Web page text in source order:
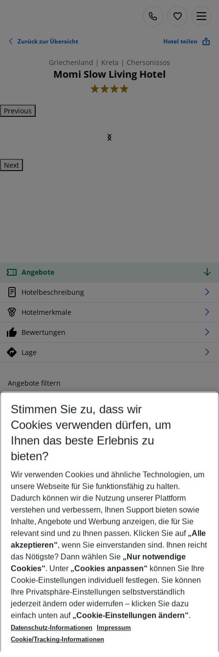
Zurück zur Übersicht Hotel teilen
Griechenland | Kreta | Chersonissos
Momi Slow Living Hotel
4
Previous
Next
Angebote
Hotelbeschreibung
Hotelmerkmale
Bewertungen
Lage
Angebote filtern
Ändern Sie Ihre Kriterien nach Ihren Wünschen
Abflughafen wählen
Beliebiger Abflughafen
Reisezeitraum wählen
09.08.26– 07.08.27 5-8 Nächte
2 Erwachsene Keine Kinder
Mehr Filter anzeigen
Footer
Footer navigation
Über uns
AGB
Cookie-Einstellungen ändern
Cookie-Richtlinie
Datenschutz
Service & Hilfe
Barrierefreies Reisen
Check-in
Folgen Sie uns
Stimmen Sie zu, dass wir
Cookies verwenden dürfen, um
Ihnen das beste Erlebnis zu
bieten?
Wir verwenden Cookies und ähnliche Technologien, um
unsere Webseite für Sie funktionsfähig zu halten.
Dadurch können wir die Nutzung unserer Plattform
verstehen und verbessern, Ihnen Support bieten sowie
Inhalte, Angebote und Werbung anzeigen, die für Sie
relevant sind und zu Ihnen passen. Klicken Sie auf „Alle
akzeptieren“, wenn Sie einverstanden sind. Ihnen reicht
das Nötigste? Dann wählen Sie „Nur notwendige
Cookies“. Unter „Cookies anpassen“ können Sie Ihre
Cookie-Einstellungen individuell festlegen. Sie können
Ihre Privatsphäre-Einstellungen selbstverständlich
jederzeit ändern oder widerrufen – klicken Sie dazu
einfach unten auf „Cookie-Einstellungen ändern“.
Datenschutz-Informationen
Impressum
Cookie/Tracking-Informationen